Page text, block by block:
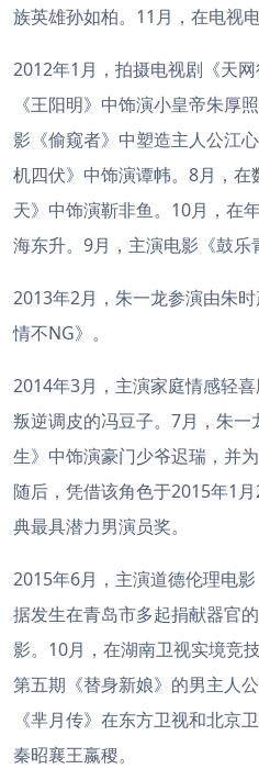
族英雄孙如柏。11月，在电视
2012年1月，拍摄电视剧《天
《王阳明》中饰演小皇帝朱厚
影《偷窥者》中塑造主人公江
机四伏》中饰演谭帏。8月，
天》中饰演靳非鱼。10月，在
海东升。9月，主演电影《鼓乐
2013年2月，朱一龙参演由朱
情不NG》。
2014年3月，主演家庭情感轻
叛逆调皮的冯豆子。7月，朱
生》中饰演豪门少爷迟瑞，并
随后，凭借该角色于2015年1
典最具潜力男演员奖。
2015年6月，主演道德伦理电
据发生在青岛市多起捐献器官
影。10月，在湖南卫视实境竞
第五期《替身新娘》的男主人
《芈月传》在东方卫视和北京
秦昭襄王嬴稷。